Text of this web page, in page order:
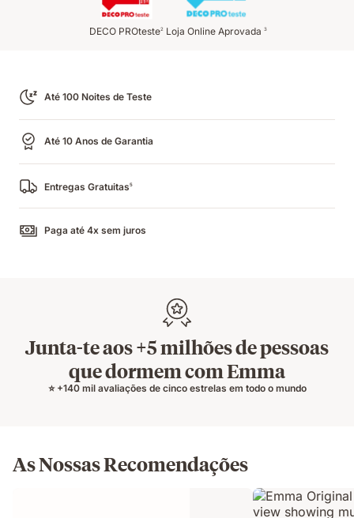
DECO PROteste2 Loja Online Aprovada 3
Até 100 Noites de Teste
Até 10 Anos de Garantia
Entregas Gratuitas5
Paga até 4x sem juros
Junta-te aos +5 milhões de pessoas
que dormem com Emma
⭐ +140 mil avaliações de cinco estrelas em todo o mundo
As Nossas Recomendações